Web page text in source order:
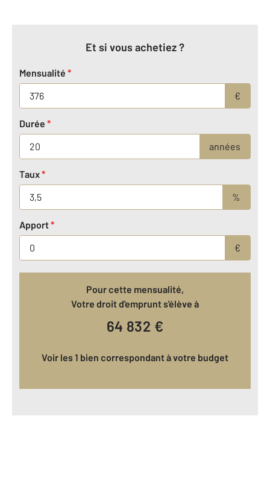
Et si vous achetiez ?
Mensualité *
€
Durée *
années
Taux*
%
Apport*
€
Pour cette mensualité,
Votre droit d'emprunt s'élève à
64 832 €
Voir les 1 bien correspondant à votre budget